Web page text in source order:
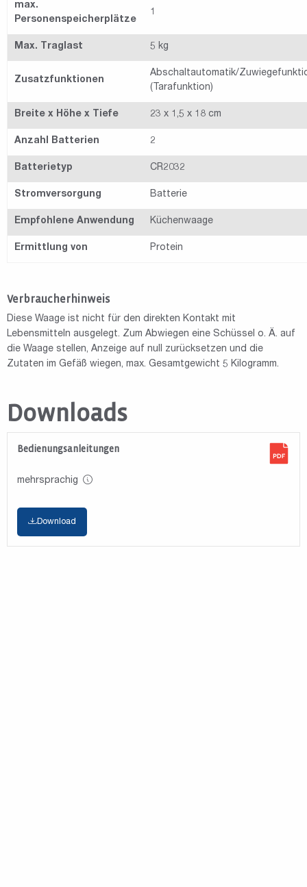
max.
Personenspeicherplätze
1
Max. Traglast 5 kg
Zusatzfunktionen
Abschaltautomatik/
(Tarafunktion)
Breite x Höhe x Tiefe 23 x 1,5 x 18 cm
Anzahl Batterien 2
Batterietyp CR2032
Stromversorgung Batterie
Empfohlene Anwendung Küchenwaage
Ermittlung von Protein
Verbraucherhinweis
Diese Waage ist nicht für den direkten Kontakt mit
Lebensmitteln ausgelegt. Zum Abwiegen eine Schüssel o. Ä. auf
die Waage stellen, Anzeige auf null zurücksetzen und die
Zutaten im Gefäß wiegen, max. Gesamtgewicht 5 Kilogramm.
Downloads
Bedienungsanleitungen
mehrsprachig
Download